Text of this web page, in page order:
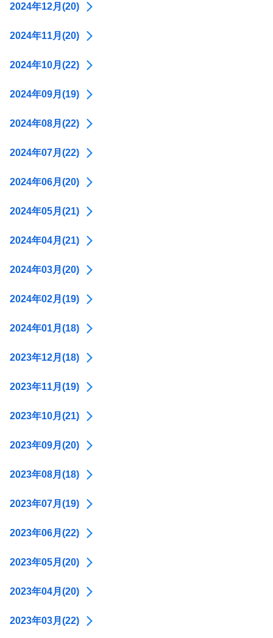
2024年12月(20)
2024年11月(20)
2024年10月(22)
2024年09月(19)
2024年08月(22)
2024年07月(22)
2024年06月(20)
2024年05月(21)
2024年04月(21)
2024年03月(20)
2024年02月(19)
2024年01月(18)
2023年12月(18)
2023年11月(19)
2023年10月(21)
2023年09月(20)
2023年08月(18)
2023年07月(19)
2023年06月(22)
2023年05月(20)
2023年04月(20)
2023年03月(22)